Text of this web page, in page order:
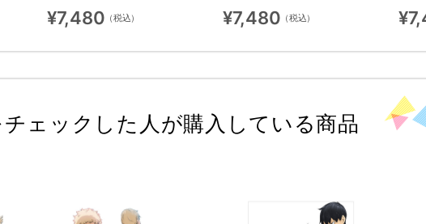
¥7,480 （税込） ¥7,480 （税込）
ェックした人が購入している商品